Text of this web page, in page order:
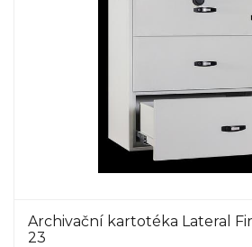
Archivační kartotéka Lateral
23